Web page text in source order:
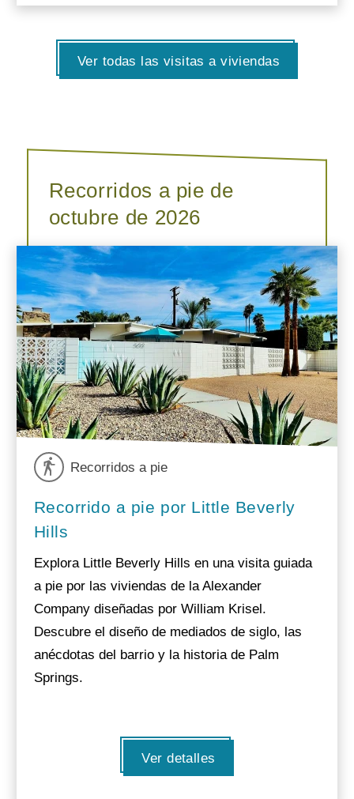
Ver todas las visitas a viviendas
Recorridos a pie de
octubre de 2026
Recorridos a pie
Recorrido a pie por Little Beverly
Hills
Explora Little Beverly Hills en una visita guiada
a pie por las viviendas de la Alexander
Company diseñadas por William Krisel.
Descubre el diseño de mediados de siglo, las
anécdotas del barrio y la historia de Palm
Springs.
Ver detalles